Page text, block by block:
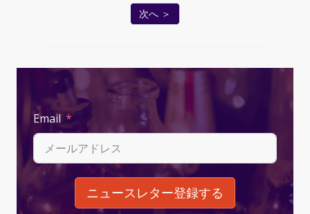
次へ ＞
Email
ニュースレター登録する